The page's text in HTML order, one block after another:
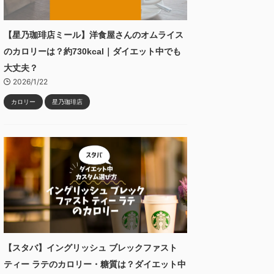
【星乃珈琲店ミール】洋食屋さんのオムライス
のカロリーは？約730kcal｜ダイエット中でも
大丈夫？
2026/1/22
カロリー 星乃珈琲店
【スタバ】イングリッシュ ブレックファスト
ティー ラテのカロリー・糖質は？ダイエット中